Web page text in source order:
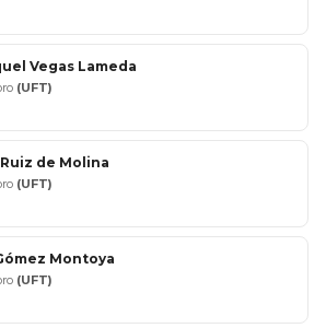
Vegas Lameda
(UFT)
de Molina
(UFT)
Montoya
(UFT)